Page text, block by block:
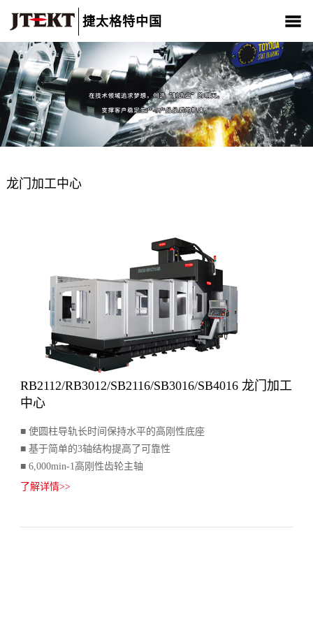
捷太格特中国
关于我们 产品介绍 新闻中心 CSR 人材招聘
联系我们
龙门加工中心
RB2112/RB3012/SB2116/SB3016/SB4016 龙门加工
中心
■ 使圆柱导轨长时间保持水平的高刚性底座
■ 基于简单的3轴结构提高了可靠性
■ 6,000min-1高刚性齿轮主轴
了解详情>>